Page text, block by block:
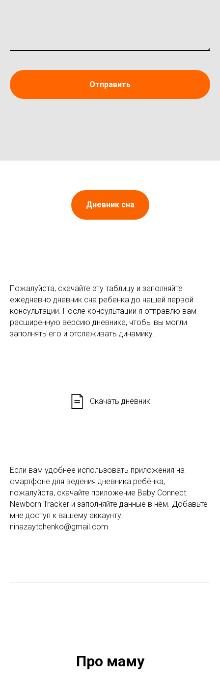
Отправить
Дневник сна
Пожалуйста, скачайте эту таблицу и заполняйте
ежедневно дневник сна ребенка до нашей первой
консультации. После консультации я отправлю вам
расширенную версию дневника, чтобы вы могли
заполнять его и отслеживать динамику.
Скачать дневник
Если вам удобнее использовать приложения на
смартфоне для ведения дневника ребёнка,
пожалуйста, скачайте приложение Baby Connect:
Newborn Tracker и заполняйте данные в нём. Добавьте
мне доступ к вашему аккаунту:
ninazaytchenko@gmail.com
Про маму